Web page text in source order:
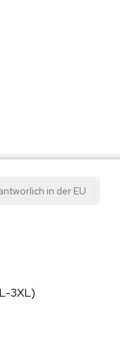
in der EU
3XL)